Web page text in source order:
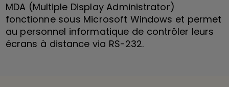
MDA (Multiple Display Administrator)
fonctionne sous Microsoft Windows et permet
au personnel informatique de contrôler leurs
écrans à distance via RS-232.